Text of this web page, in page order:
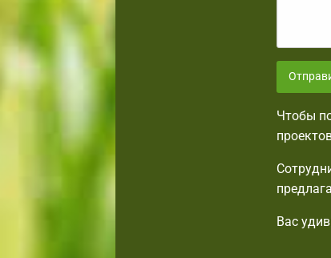
Чтобы
Вас